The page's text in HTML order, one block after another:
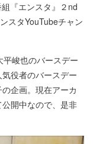
『エンスタ』２nd
スタYouTubeチャン
峻也のバースデー
役者のバースデー
企画。現在アーカ
開中なので、是非